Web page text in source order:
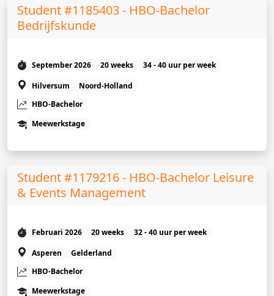
Student #1185403 - HBO-Bachelor
Bedrijfskunde
September 2026 20 weeks
34 - 40 uur per week
Hilversum
Noord-Holland
HBO-Bachelor
Meewerkstage
Student #1179216 - HBO-Bachelor Leisure
& Events Management
Februari 2026 20 weeks
32 - 40 uur per week
Asperen
Gelderland
HBO-Bachelor
Meewerkstage